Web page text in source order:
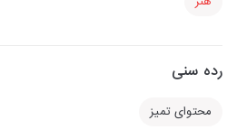
رده سنی
محتوای تمیز